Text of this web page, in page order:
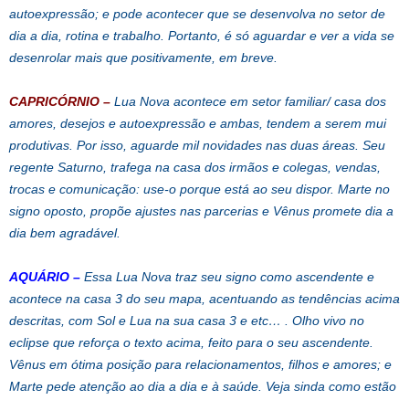
autoexpressão; e pode acontecer que se desenvolva no setor de
dia a dia, rotina e trabalho. Portanto, é só aguardar e ver a vida se
desenrolar mais que positivamente, em breve.
CAPRICÓRNIO – Lua Nova acontece em setor familiar/ casa dos
amores, desejos e autoexpressão e ambas, tendem a serem mui
produtivas. Por isso, aguarde mil novidades nas duas áreas. Seu
regente Saturno, trafega na casa dos irmãos e colegas, vendas,
trocas e comunicação: use-o porque está ao seu dispor. Marte no
signo oposto, propõe ajustes nas parcerias e Vênus promete dia a
dia bem agradável.
AQUÁRIO – Essa Lua Nova traz seu signo como ascendente e
acontece na casa 3 do seu mapa, acentuando as tendências acima
descritas, com Sol e Lua na sua casa 3 e etc… . Olho vivo no
eclipse que reforça o texto acima, feito para o seu ascendente.
Vênus em ótima posição para relacionamentos, filhos e amores; e
Marte pede atenção ao dia a dia e à saúde. Veja sinda como estão